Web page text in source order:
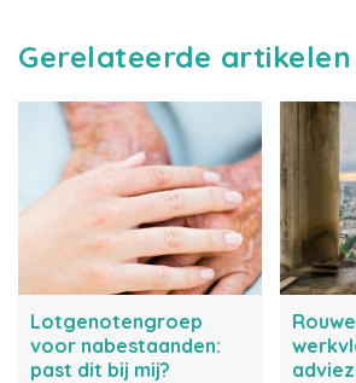
Gerelateerde artikelen
Lotgenotengroep
voor nabestaanden:
past dit bij mij?